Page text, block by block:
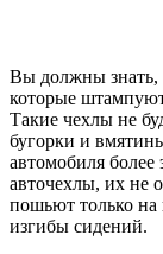
Вы должны знать,
которые
Такие чехлы не
бугорки и
автомобиля
авточехлы, их не
пошьют только
изгибы сидений.